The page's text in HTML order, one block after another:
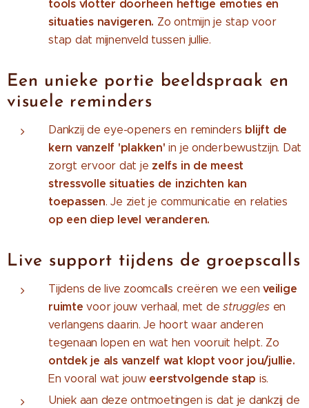
tools vlotter doorheen heftige emoties en
situaties navigeren. Zo ontmijn je stap voor
stap dat mijnenveld tussen jullie.
Een unieke portie beeldspraak en
visuele reminders
Dankzij de eye-openers en reminders blijft de
kern vanzelf 'plakken' in je onderbewustzijn. Dat
zorgt ervoor dat je zelfs in de meest
stressvolle situaties de inzichten kan
toepassen. Je ziet je communicatie en relaties
op een diep level veranderen.
Live support tijdens de groepscalls
Tijdens de live zoomcalls creëren we eenveilige
ruimte voor jouw verhaal, met destrugglesen
verlangens daarin. Je hoort waar anderen
tegenaan lopen en wat hen vooruit helpt. Zo
ontdek je als vanzelf wat klopt voor jou/jullie.
En vooral wat jouw eerstvolgende stap is.
Uniek aan deze ontmoetingen is dat je dankzij de